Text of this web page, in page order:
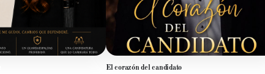
El corazón del candidato